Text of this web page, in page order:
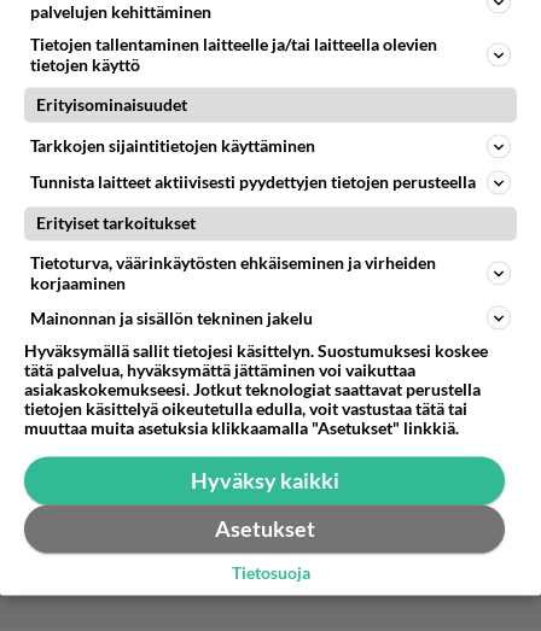
Valitse oma tähtimerkkisi ja lue päivän horoskooppi!
KASARI
Muistatko kuumat Bros-
kaksoset 80-luvulta? Takana
28 v. välirikko ja mykkäkoulu
palvelujen kehittäminen
Tietojen tallentaminen laitteelle ja/tai laitteella olevien
tietojen käyttö
Erityisominaisuudet
Tarkkojen sijaintitietojen käyttäminen
Tunnista laitteet aktiivisesti pyydettyjen tietojen perusteella
Erityiset tarkoitukset
Tietoturva, väärinkäytösten ehkäiseminen ja virheiden
korjaaminen
Mainonnan ja sisällön tekninen jakelu
Hyväksymällä sallit tietojesi käsittelyn. Suostumuksesi koskee
tätä palvelua, hyväksymättä jättäminen voi vaikuttaa
asiakaskokemukseesi. Jotkut teknologiat saattavat perustella
tietojen käsittelyä oikeutetulla edulla, voit vastustaa tätä tai
muuttaa muita asetuksia klikkaamalla "Asetukset" linkkiä.
Hyväksy kaikki
Asetukset
Tietosuoja